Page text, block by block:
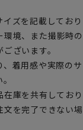
ズを記載しており
境、また撮影時
ざいます。
着用感や実際の
庫を共有してお
を完了できない